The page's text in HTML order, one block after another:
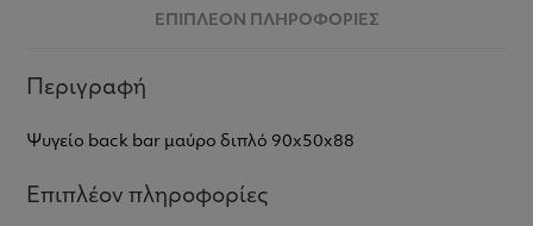
ΕΠΙΠΛΈΟΝ ΠΛΗΡΟΦΟΡΊΕΣ
Περιγραφή
Ψυγείο back bar μαύρο διπλό 90x50x88
Επιπλέον πληροφορίες